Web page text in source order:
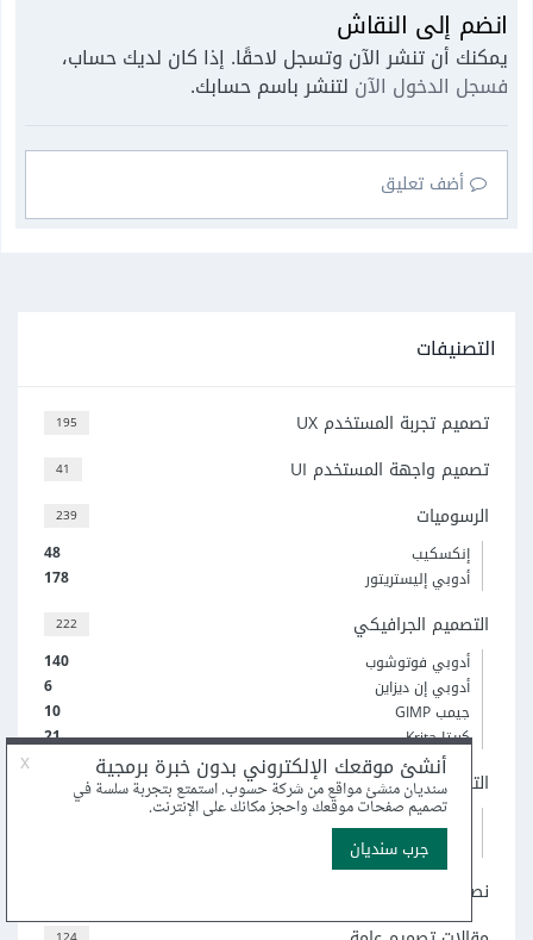
انضم إلى النقاش
يمكنك أن تنشر الآن وتسجل لاحقًا. إذا كان لديك حساب،
فسجل الدخول الآن لتنشر باسم حسابك.
أضف تعليق
التصنيفات
195 تصميم تجربة المستخدم UX
41 تصميم واجهة المستخدم UI
239 الرسوميات
48
إنكسكيب
178
أدوبي إليستريتور
222 التصميم الجرافيكي
140
أدوبي فوتوشوب
6
أدوبي إن ديزاين
10
جيمب GIMP
21
كريتا Krita
التصميم ثلاثي الأبعاد
3Ds Max
Blender
نصائح وإرشادات